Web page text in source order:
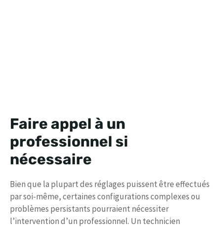
Faire appel à un
professionnel si
nécessaire
Bien que la plupart des réglages puissent être effectués
par soi-même, certaines configurations complexes ou
problèmes persistants pourraient nécessiter
l’intervention d’un professionnel. Un technicien